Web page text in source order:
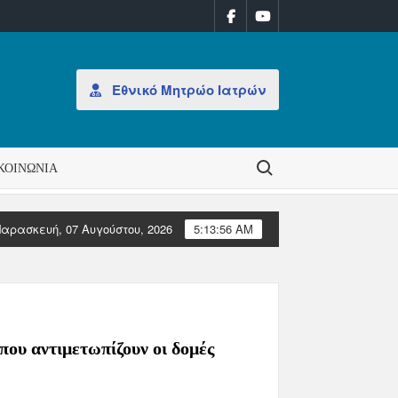
Εθνικό Μητρώο Ιατρών
Search for:
ρύθμιση διορισμού Διοίκησης στον ΠΙΣ
07 Αυγούστου, 2026 5:13:57 AM
αντιμετωπίζουν οι δομές